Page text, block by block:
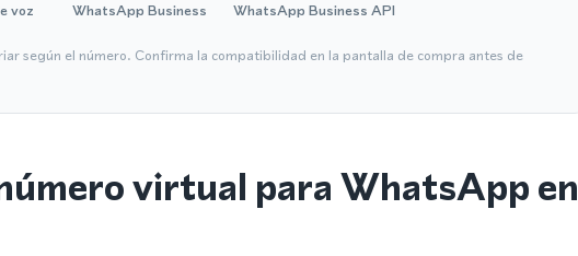
voz WhatsApp Business WhatsApp Business API
según el número. Confirma la compatibilidad en la pantalla de compra antes de
virtual para WhatsApp en